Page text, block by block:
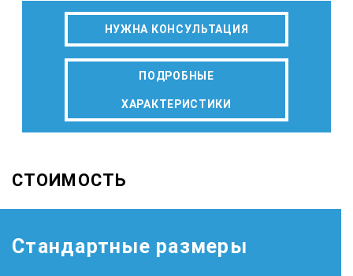
НУЖНА КОНСУЛЬТАЦИЯ
ПОДРОБНЫЕ
ХАРАКТЕРИСТИКИ
СТОИМОСТЬ
Стандартные размеры